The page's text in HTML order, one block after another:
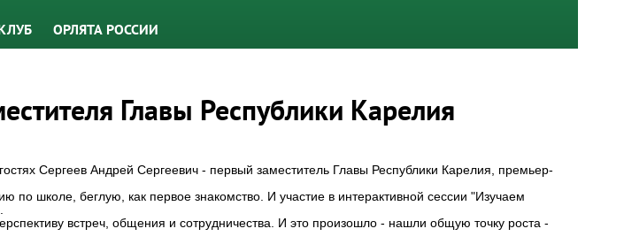
ОРЛЯТА РОССИИ
Главы Республики Карелия
Сергеев Андрей Сергеевич - первый заместитель Главы Республики Карелия, премьер-
по школе, беглую, как первое знакомство. И участие в интерактивной сессии "Изучаем
встреч, общения и сотрудничества. И это произошло - нашли общую точку роста -